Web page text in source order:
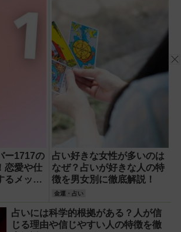
ー1717の
恋愛や仕
るメッセ
占い好きな女性が多いのは
なぜ？占いが好きな人の特
徴を男女別に徹底解説！
金運・占い
占いには科学的根拠がある？人が信
じる理由や信じやすい人の特徴を徹